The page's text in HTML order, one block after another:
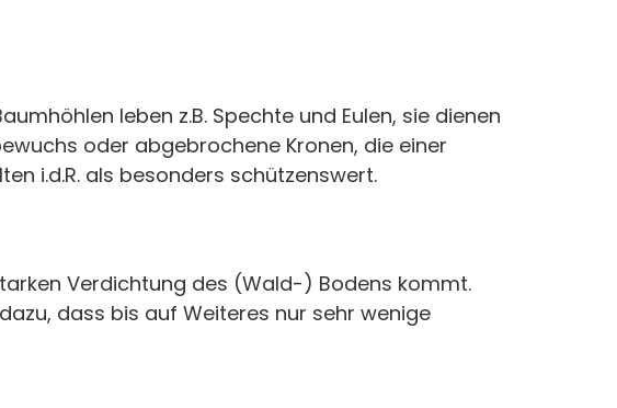
leben z.B. Spechte und Eulen, sie dienen
oder abgebrochene Kronen, die einer
i.d.R. als besonders schützenswert.
Verdichtung des (Wald-) Bodens kommt.
dass bis auf Weiteres nur sehr wenige